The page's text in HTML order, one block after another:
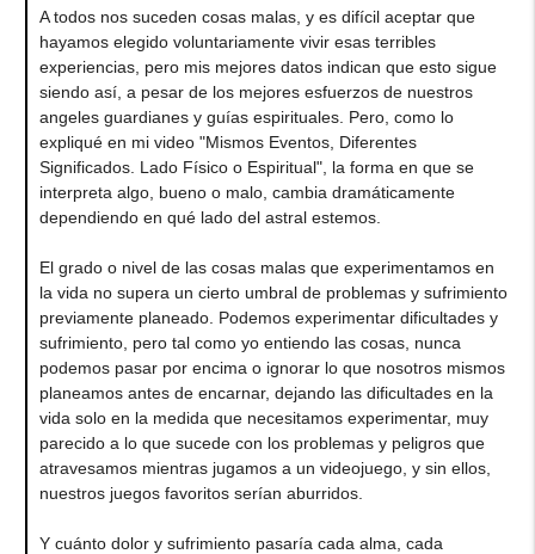
A todos nos suceden cosas malas, y es difícil aceptar que
hayamos elegido voluntariamente vivir esas terribles
experiencias, pero mis mejores datos indican que esto sigue
siendo así, a pesar de los mejores esfuerzos de nuestros
angeles guardianes y guías espirituales. Pero, como lo
expliqué en mi video "Mismos Eventos, Diferentes
Significados. Lado Físico o Espiritual", la forma en que se
interpreta algo, bueno o malo, cambia dramáticamente
dependiendo en qué lado del astral estemos.
El grado o nivel de las cosas malas que experimentamos en
la vida no supera un cierto umbral de problemas y sufrimiento
previamente planeado. Podemos experimentar dificultades y
sufrimiento, pero tal como yo entiendo las cosas, nunca
podemos pasar por encima o ignorar lo que nosotros mismos
planeamos antes de encarnar, dejando las dificultades en la
vida solo en la medida que necesitamos experimentar, muy
parecido a lo que sucede con los problemas y peligros que
atravesamos mientras jugamos a un videojuego, y sin ellos,
nuestros juegos favoritos serían aburridos.
Y cuánto dolor y sufrimiento pasaría cada alma, cada